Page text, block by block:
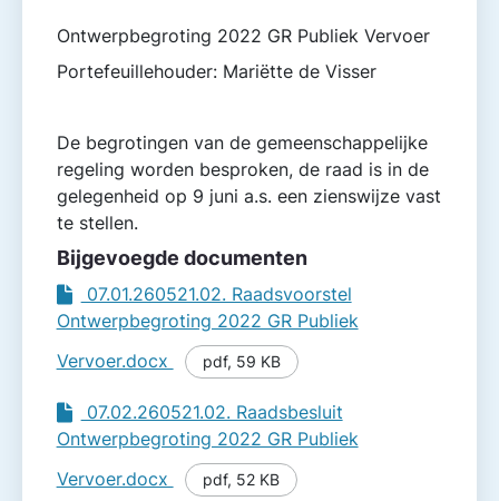
Ontwerpbegroting 2022 GR Publiek Vervoer
Portefeuillehouder: Mariëtte de Visser
De begrotingen van de gemeenschappelijke
regeling worden besproken, de raad is in de
gelegenheid op 9 juni a.s. een zienswijze vast
te stellen.
Bijgevoegde documenten
07.01.260521.02. Raadsvoorstel
Ontwerpbegroting 2022 GR Publiek
Vervoer.docx
pdf, 59 KB
07.02.260521.02. Raadsbesluit
Ontwerpbegroting 2022 GR Publiek
Vervoer.docx
pdf, 52 KB